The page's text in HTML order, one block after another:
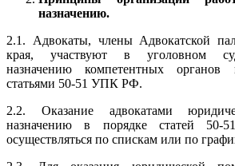
назначению.
2.1. Адвокаты, члены Адвокатской
края, участвуют в уголовном
назначению компетентных органов
статьями 50-51 УПК РФ.
2.2. Оказание адвокатами
назначению в порядке статей
осуществляться по спискам или по